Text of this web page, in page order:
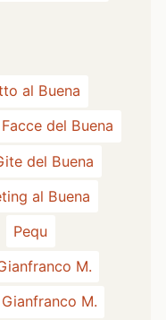
al Buena
Facce del Buena
del Buena
al Buena
Pequ
M.
M.